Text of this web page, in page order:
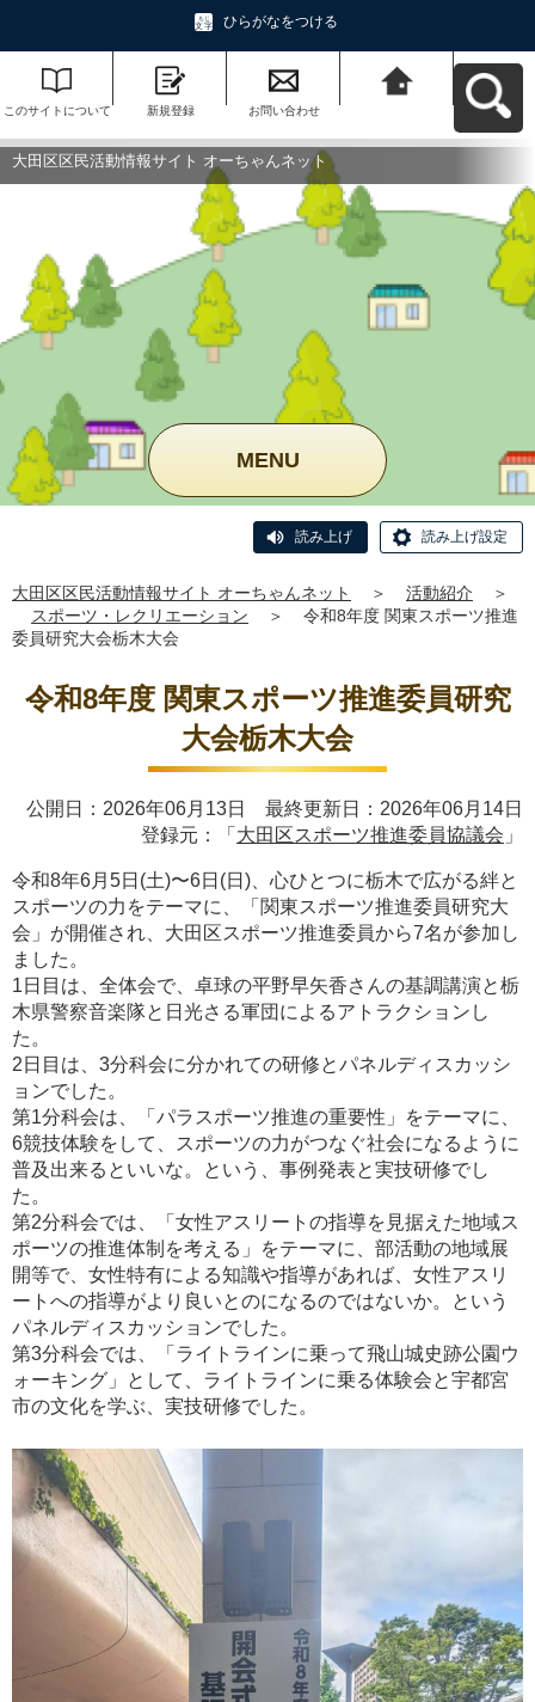
ひらがなをつける
このサイトについて 新規登録 お問い合わせ
ットへ戻る
大田区区民活動情報サイト オーちゃんネット
MENU
読み上げ 読み上げ設定
大田区区民活動情報サイト オーちゃんネット ＞ 活動紹介
＞
スポーツ・レクリエーション
＞
令和8年度 関東スポーツ推進
委員研究大会栃木大会
令和8年度 関東スポーツ推進委員研究
大会栃木大会
公開日：2026年06月13日 最終更新日：2026年06月14日
登録元：「 大田区スポーツ推進委員協議会 」
令和8年6月5日(土)〜6日(日)、心ひとつに栃木で広がる絆と
スポーツの力をテーマに、「関東スポーツ推進委員研究大
会」が開催され、大田区スポーツ推進委員から7名が参加し
ました。
1日目は、全体会で、卓球の平野早矢香さんの基調講演と栃
木県警察音楽隊と日光さる軍団によるアトラクションし
た。
2日目は、3分科会に分かれての研修とパネルディスカッシ
ョンでした。
第1分科会は、「パラスポーツ推進の重要性」をテーマに、
6競技体験をして、スポーツの力がつなぐ社会になるように
普及出来るといいな。という、事例発表と実技研修でし
た。
第2分科会では、「女性アスリートの指導を見据えた地域ス
ポーツの推進体制を考える」をテーマに、部活動の地域展
開等で、女性特有による知識や指導があれば、女性アスリ
ートへの指導がより良いとのになるのではないか。という
パネルディスカッションでした。
第3分科会では、「ライトラインに乗って飛山城史跡公園ウ
ォーキング」として、ライトラインに乗る体験会と宇都宮
市の文化を学ぶ、実技研修でした。